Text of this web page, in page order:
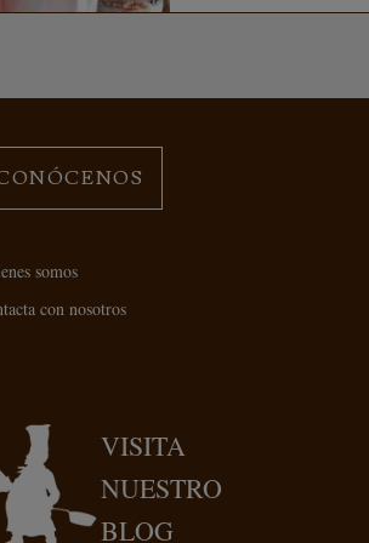
somos
con nosotros
VISITA
NUESTRO
BLOG